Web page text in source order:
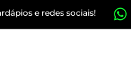
e redes sociais!